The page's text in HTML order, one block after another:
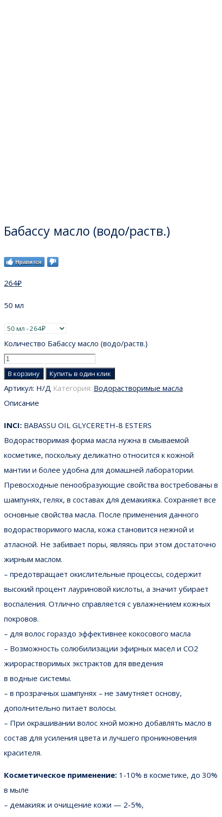
Бабассу масло (водо/раств.)
Нравится
264₽
50 мл
Количество Бабассу масло (водо/раств.)
В корзину Купить в один клик
Артикул: Н/Д Категория: Водорастворимые масла
Описание
INCI: BABASSU OIL GLYCERETH-8 ESTERS
Водорастворимая форма масла нужна в смываемой
косметике, поскольку деликатно относится к кожной
мантии и более удобна для домашней лаборатории.
Превосходные пенообразующие свойства востребованы в
шампунях, гелях, в составах для демакияжа. Сохраняет все
основные свойства масла. После применения данного
водорастворимого масла, кожа становится нежной и
атласной. Не забивает поры, являясь при этом достаточно
жирным маслом.
– предотвращает окислительные процессы, содержит
высокий процент лауриновой кислоты, а значит убирает
воспаления. Отлично справляется с увлажнением кожных
покровов.
– для волос гораздо эффективнее кокосового масла
– Возможность солюбилизации эфирных масел и СО2
жирорастворимых экстрактов для введения
в водные системы.
– в прозрачных шампунях – не замутняет основу,
дополнительно питает волосы.
– При окрашивании волос хной можно добавлять масло в
состав для усиления цвета и лучшего проникновения
красителя.
Косметическое применение: 1-10% в косметике, до 30%
в мыле
– демакияж и очищение кожи — 2-5%,